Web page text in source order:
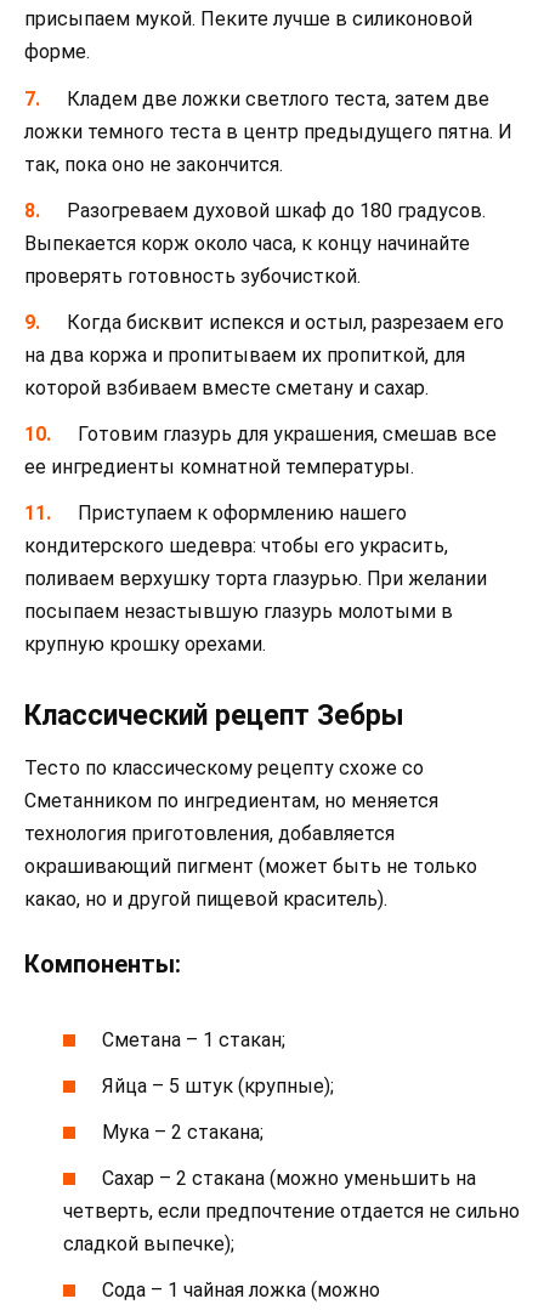
присыпаем мукой. Пеките лучше в силиконовой
форме.
Кладем две ложки светлого теста, затем две
ложки темного теста в центр предыдущего пятна. И
так, пока оно не закончится.
Разогреваем духовой шкаф до 180 градусов.
Выпекается корж около часа, к концу начинайте
проверять готовность зубочисткой.
Когда бисквит испекся и остыл, разрезаем его
на два коржа и пропитываем их пропиткой, для
которой взбиваем вместе сметану и сахар.
Готовим глазурь для украшения, смешав все
ее ингредиенты комнатной температуры.
Приступаем к оформлению нашего
кондитерского шедевра: чтобы его украсить,
поливаем верхушку торта глазурью. При желании
посыпаем незастывшую глазурь молотыми в
крупную крошку орехами.
Классический рецепт Зебры
Тесто по классическому рецепту схоже со
Сметанником по ингредиентам, но меняется
технология приготовления, добавляется
окрашивающий пигмент (может быть не только
какао, но и другой пищевой краситель).
Компоненты:
Сметана – 1 стакан;
Яйца – 5 штук (крупные);
Мука – 2 стакана;
Сахар – 2 стакана (можно уменьшить на
четверть, если предпочтение отдается не сильно
сладкой выпечке);
Сода – 1 чайная ложка (можно